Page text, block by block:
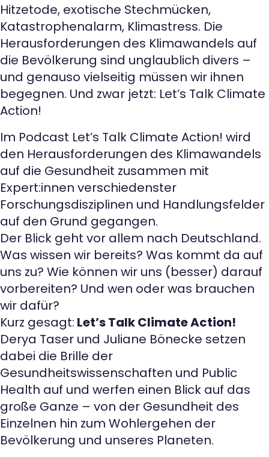
Hitzetode, exotische Stechmücken,
Katastrophenalarm, Klimastress. Die
Herausforderungen des Klimawandels auf
die Bevölkerung sind unglaublich divers –
und genauso vielseitig müssen wir ihnen
begegnen. Und zwar jetzt: Let’s Talk Climate
Action!
Im Podcast Let’s Talk Climate Action! wird
den Herausforderungen des Klimawandels
auf die Gesundheit zusammen mit
Expert:innen verschiedenster
Forschungsdisziplinen und Handlungsfelder
auf den Grund gegangen.
Der Blick geht vor allem nach Deutschland.
Was wissen wir bereits? Was kommt da auf
uns zu? Wie können wir uns (besser) darauf
vorbereiten? Und wen oder was brauchen
wir dafür?
Kurz gesagt: Let’s Talk Climate Action!
Derya Taser und Juliane Bönecke setzen
dabei die Brille der
Gesundheitswissenschaften und Public
Health auf und werfen einen Blick auf das
große Ganze – von der Gesundheit des
Einzelnen hin zum Wohlergehen der
Bevölkerung und unseres Planeten.